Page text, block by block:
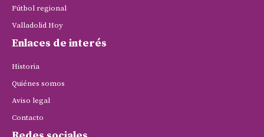
Fútbol regional
Valladolid Hoy
Enlaces de interés
Historia
Quiénes somos
Aviso legal
Contacto